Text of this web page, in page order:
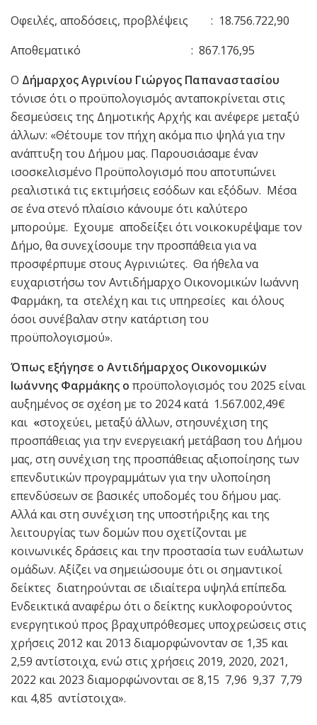
Οφειλές, αποδόσεις, προβλέψεις : 18.756.722,90
Αποθεματικό : 867.176,95
Ο Δήμαρχος Αγρινίου Γιώργος Παπαναστασίου
τόνισε ότι ο προϋπολογισμός ανταποκρίνεται στις
δεσμεύσεις της Δημοτικής Αρχής και ανέφερε μεταξύ
άλλων: «Θέτουμε τον πήχη ακόμα πιο ψηλά για την
ανάπτυξη του Δήμου μας. Παρουσιάσαμε έναν
ισοσκελισμένο Προϋπολογισμό που αποτυπώνει
ρεαλιστικά τις εκτιμήσεις εσόδων και εξόδων. Μέσα
σε ένα στενό πλαίσιο κάνουμε ότι καλύτερο
μπορούμε. Εχουμε αποδείξει ότι νοικοκυρέψαμε τον
Δήμο, θα συνεχίσουμε την προσπάθεια για να
προσφέρπυμε στους Αγρινιώτες. Θα ήθελα να
ευχαριστήσω τον Αντιδήμαρχο Οικονομικών Ιωάννη
Φαρμάκη, τα στελέχη και τις υπηρεσίες και όλους
όσοι συνέβαλαν στην κατάρτιση του
προϋπολογισμού».
Όπως εξήγησε ο Αντιδήμαρχος Οικονομικών
Ιωάννης Φαρμάκης ο προϋπολογισμός του 2025 είναι
αυξημένος σε σχέση με το 2024 κατά 1.567.002,49€
και «στοχεύει, μεταξύ άλλων, στησυνέχιση της
προσπάθειας για την ενεργειακή μετάβαση του Δήμου
μας, στη συνέχιση της προσπάθειας αξιοποίησης των
επενδυτικών προγραμμάτων για την υλοποίηση
επενδύσεων σε βασικές υποδομές του δήμου μας.
Αλλά και στη συνέχιση της υποστήριξης και της
λειτουργίας των δομών που σχετίζονται με
κοινωνικές δράσεις και την προστασία των ευάλωτων
ομάδων. Αξίζει να σημειώσουμε ότι οι σημαντικοί
δείκτες διατηρούνται σε ιδιαίτερα υψηλά επίπεδα.
Ενδεικτικά αναφέρω ότι ο δείκτης κυκλοφορούντος
ενεργητικού προς βραχυπρόθεσμες υποχρεώσεις στις
χρήσεις 2012 και 2013 διαμορφώνονταν σε 1,35 και
2,59 αντίστοιχα, ενώ στις χρήσεις 2019, 2020, 2021,
2022 και 2023 διαμορφώνονται σε 8,15 7,96 9,37 7,79
και 4,85 αντίστοιχα».